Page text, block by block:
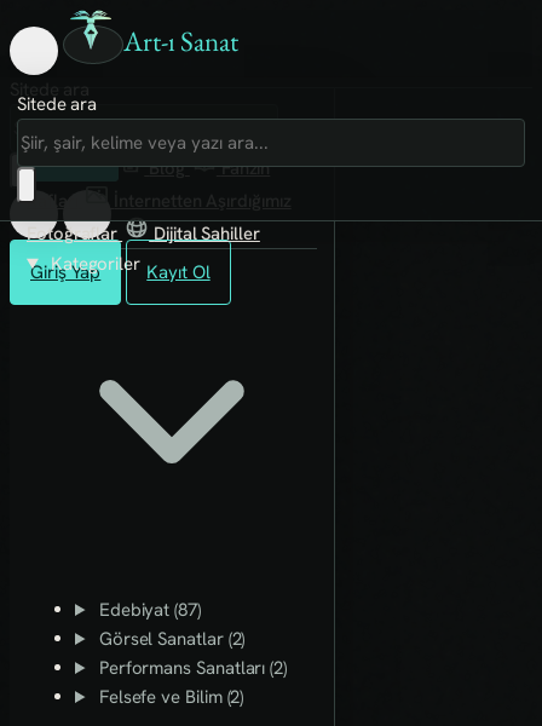
Art-ı Sanat
Giriş Yap Kayıt Ol
Sitede ara
Art-ı Sosyal
İmece
Kütüphane
Blog
Fanzin
Rafları
Fotoğraflar
Dijital Sahiller
Kategoriler
Edebiyat (87)
Görsel Sanatlar (2)
Performans Sanatları (2)
Felsefe ve Bilim (2)